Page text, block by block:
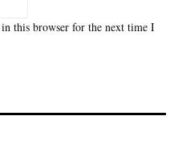
this browser for the next time I